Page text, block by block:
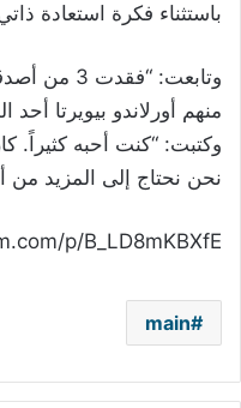
باستثناء فكرة استعادة
منهم أورلاندو بيويرتا
وكتبت: “كنت أحبه كثيراً.
نحن نحتاج إلى المزيد من
p/B_LD8mKBXfE/
main